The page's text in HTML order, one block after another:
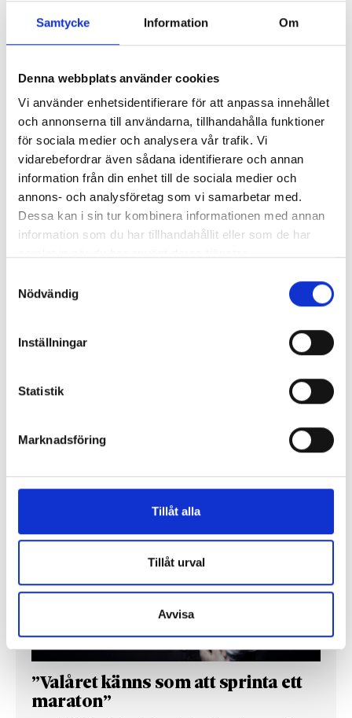
Samtycke Information Om
Denna webbplats använder cookies
Vi använder enhetsidentifierare för att anpassa innehållet
och annonserna till användarna, tillhandahålla funktioner
för sociala medier och analysera vår trafik. Vi
vidarebefordrar även sådana identifierare och annan
information från din enhet till de sociala medier och
annons- och analysföretag som vi samarbetar med.
Dessa kan i sin tur kombinera informationen med annan
information som du har tillhandahållit eller som de har
Nödvändig
Inställningar
Statistik
Marknadsföring
Tillåt alla
Tillåt urval
Avvisa
Så mycket tjänar mediecheferna
Så mycket tjänar 260 mediechefer
chefredaktörerna
REPORTAGE
”Valåret känns som att sprinta ett
maraton”